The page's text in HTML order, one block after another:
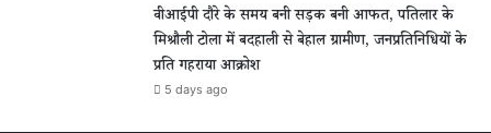
वीआईपी दौरे के समय बनी सड़क बनी आफत, पतिलार के
मिश्रौली टोला में बदहाली से बेहाल ग्रामीण, जनप्रतिनिधियों के
प्रति गहराया आक्रोश
5 days ago